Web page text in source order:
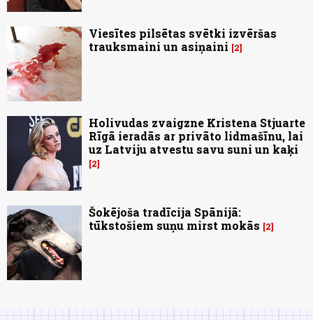
Viesītes pilsētas svētki izvēršas
trauksmaini un asiņaini
2
Holivudas zvaigzne Kristena Stjuarte
Rīgā ieradās ar privāto lidmašīnu, lai
uz Latviju atvestu savu suni un kaķi
2
Šokējoša tradīcija Spānijā:
tūkstošiem suņu mirst mokās
2